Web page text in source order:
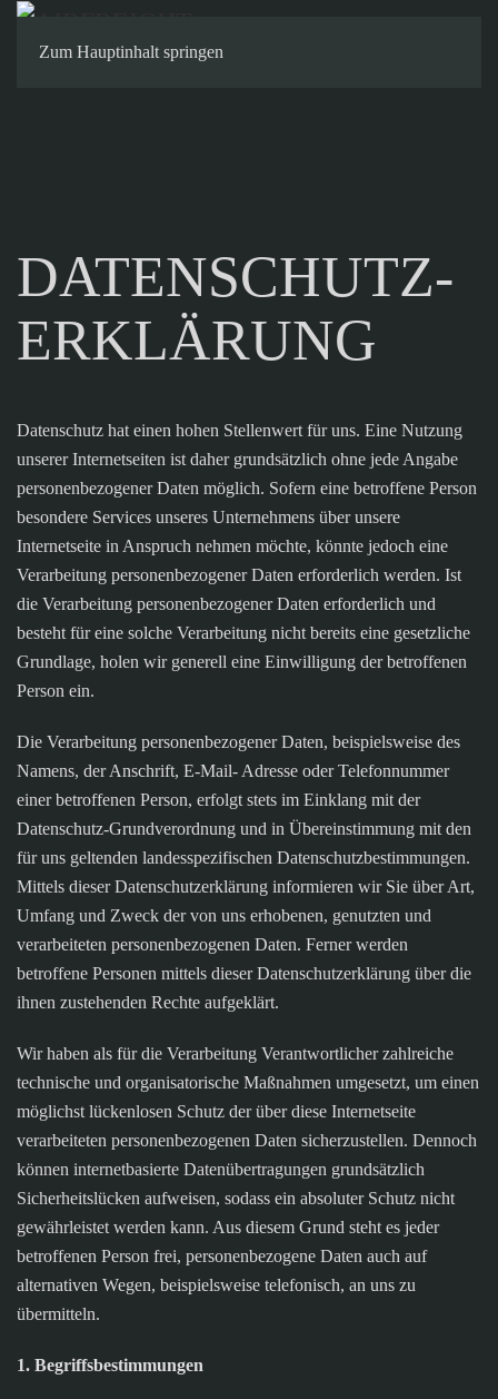
Zum Hauptinhalt springen
DATENSCHUTZ-
ERKLÄRUNG
Datenschutz hat einen hohen Stellenwert für uns. Eine Nutzung
unserer Internetseiten ist daher grundsätzlich ohne jede Angabe
personenbezogener Daten möglich. Sofern eine betroffene Person
besondere Services unseres Unternehmens über unsere
Internetseite in Anspruch nehmen möchte, könnte jedoch eine
Verarbeitung personenbezogener Daten erforderlich werden. Ist
die Verarbeitung personenbezogener Daten erforderlich und
besteht für eine solche Verarbeitung nicht bereits eine gesetzliche
Grundlage, holen wir generell eine Einwilligung der betroffenen
Person ein.
Die Verarbeitung personenbezogener Daten, beispielsweise des
Namens, der Anschrift, E-Mail- Adresse oder Telefonnummer
einer betroffenen Person, erfolgt stets im Einklang mit der
Datenschutz-Grundverordnung und in Übereinstimmung mit den
für uns geltenden landesspezifischen Datenschutzbestimmungen.
Mittels dieser Datenschutzerklärung informieren wir Sie über Art,
Umfang und Zweck der von uns erhobenen, genutzten und
verarbeiteten personenbezogenen Daten. Ferner werden
betroffene Personen mittels dieser Datenschutzerklärung über die
ihnen zustehenden Rechte aufgeklärt.
Wir haben als für die Verarbeitung Verantwortlicher zahlreiche
technische und organisatorische Maßnahmen umgesetzt, um einen
möglichst lückenlosen Schutz der über diese Internetseite
verarbeiteten personenbezogenen Daten sicherzustellen. Dennoch
können internetbasierte Datenübertragungen grundsätzlich
Sicherheitslücken aufweisen, sodass ein absoluter Schutz nicht
gewährleistet werden kann. Aus diesem Grund steht es jeder
betroffenen Person frei, personenbezogene Daten auch auf
alternativen Wegen, beispielsweise telefonisch, an uns zu
übermitteln.
1. Begriffsbestimmungen